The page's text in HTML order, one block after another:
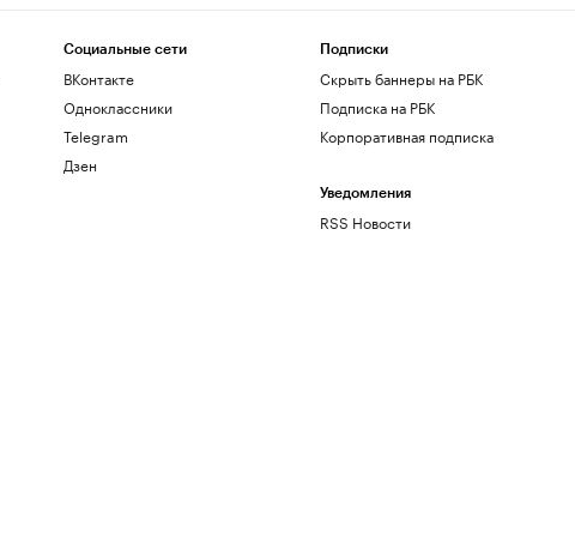
Социальные сети
ВКонтакте
Одноклассники
Telegram
Дзен
Подписки
Скрыть баннеры на РБК
Подписка на РБК
Корпоративная подписка
Уведомления
RSS Новости